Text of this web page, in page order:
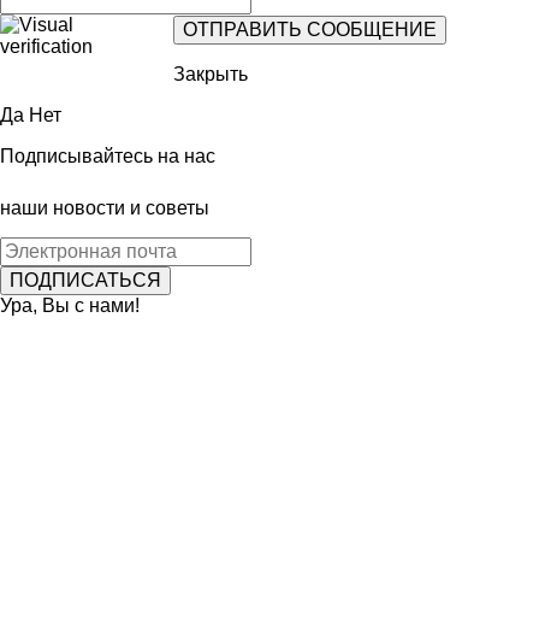
Закрыть
Да Нет
Подписывайтесь на нас
наши новости и советы
Ура, Вы с нами!